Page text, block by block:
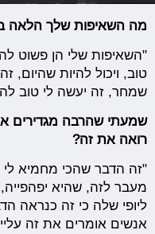
מה השאיפות שלך הלאה
"השאיפות שלי הן פשוט
טוב, ויכול להיות שהיום,
שמחר, זה יעשה לי טוב
שמעתי שהרבה מגדירים
רואה את זה?
"זה הדבר שהכי מחמיא
מעבר לזה, שהיא
ליופי שלה כי זה כנראה
אנשים אומרים את זה